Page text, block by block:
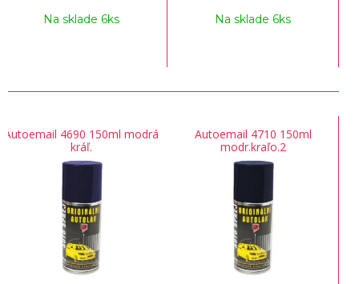
Na sklade 6ks Na sklade 6ks
Autoemail 4690 150ml modrá
kráľ.
Autoemail 4710 150ml
modr.kraľo.2